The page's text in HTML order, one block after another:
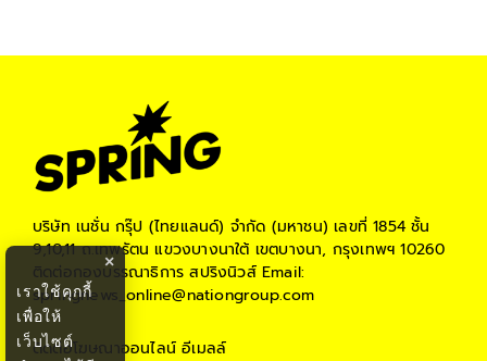
บริษัท เนชั่น กรุ๊ป (ไทยแลนด์) จำกัด (มหาชน) เลขที่ 1854 ชั้น
9,10,11 ถ.เทพรัตน แขวงบางนาใต้ เขตบางนา, กรุงเทพฯ 10260
ติดต่อกองบรรณาธิการ สปริงนิวส์Email:
springnews_online@nationgroup.com
ติดต่อโฆษณาออนไลน์ อีเมลล์
×
เราใช้คุกกี้
เพื่อให้
เว็บไซต์